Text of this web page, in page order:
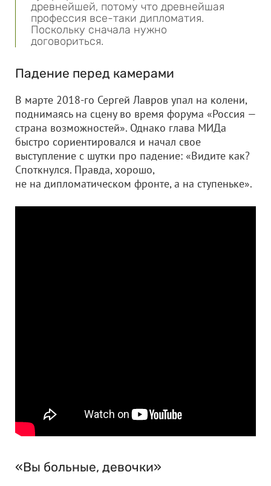
древнейшей, потому что древнейшая
профессия все-таки дипломатия.
Поскольку сначала нужно
договориться.
Падение перед камерами
В марте 2018-го Сергей Лавров упал на колени,
поднимаясь на сцену во время форума «Россия —
страна возможностей». Однако глава МИДа
быстро сориентировался и начал свое
выступление с шутки про падение: «Видите как?
Споткнулся. Правда, хорошо,
не на дипломатическом фронте, а на ступеньке».
«Вы больные, девочки»